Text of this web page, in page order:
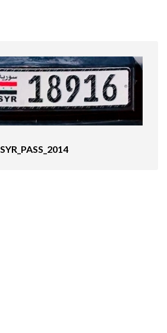
SYR_PASS_2014